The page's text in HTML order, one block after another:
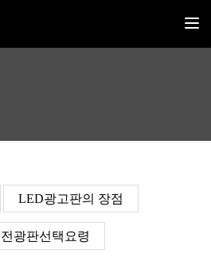
LED광고판의 장점
광판선택요령